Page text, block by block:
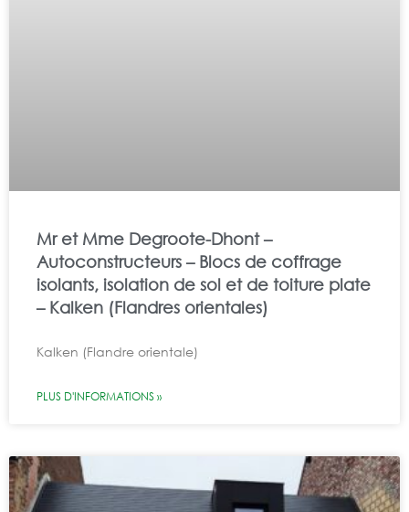
Mr et Mme Degroote-Dhont –
Autoconstructeurs – Blocs de coffrage
isolants, isolation de sol et de toiture plate
– Kalken (Flandres orientales)
Kalken (Flandre orientale)
PLUS D'INFORMATIONS »